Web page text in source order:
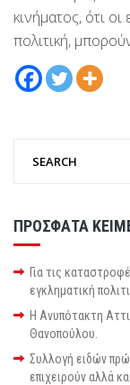
κινήματος, ότι
πολιτική,
ΠΡΟΣΦΑΤΑ
Για τις
εγκληματική
Η Ανυπότακτη
Θανοπούλου.
Συλλογή ειδών
επιχειρούν αλλά